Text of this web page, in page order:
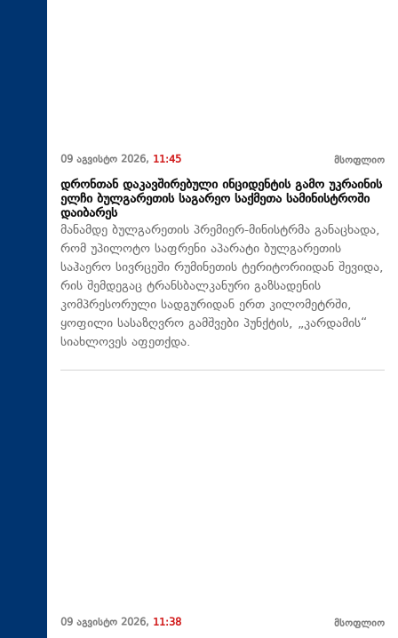
09 აგვისტო 2026, 11:45 მსოფლიო
დრონთან დაკავშირებული ინციდენტის გამო უკრაინის
ელჩი ბულგარეთის საგარეო საქმეთა სამინისტროში
დაიბარეს
მანამდე ბულგარეთის პრემიერ-მინისტრმა განაცხადა,
რომ უპილოტო საფრენი აპარატი ბულგარეთის
საჰაერო სივრცეში რუმინეთის ტერიტორიიდან შევიდა,
რის შემდეგაც ტრანსბალკანური გაზსადენის
კომპრესორული სადგურიდან ერთ კილომეტრში,
ყოფილი სასაზღვრო გამშვები პუნქტის, „კარდამის“
სიახლოვეს აფეთქდა.
09 აგვისტო 2026, 11:38 მსოფლიო